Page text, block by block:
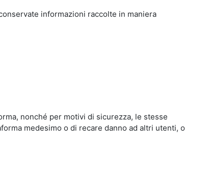
informazioni raccolte in maniera
nonché per motivi di sicurezza, le stesse
medesimo o di recare danno ad altri utenti, o